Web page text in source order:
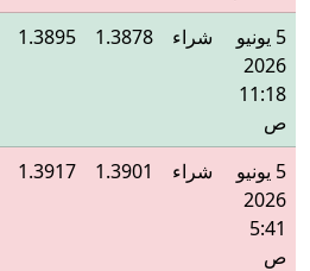
5 يونيو
2026
11:18
ص
شراء 1.3878
1.3895
5 يونيو
2026
5:41
ص
شراء 1.3901
1.3917